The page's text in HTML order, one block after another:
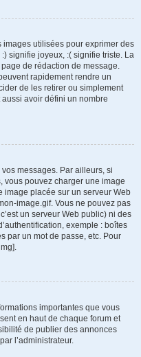
images utilisées pour exprimer des
signifie joyeux, :( signifie triste. La
de rédaction de message.
rapidement rendre un
de les retirer ou simplement
aussi avoir défini un nombre
messages. Par ailleurs, si
vous pouvez charger une image
image placée sur un serveur Web
image.gif. Vous ne pouvez pas
un serveur Web public) ni des
exemple : boîtes
par un mot de passe, etc. Pour
importantes que vous
en haut de chaque forum et
de publier des annonces
l’administrateur.